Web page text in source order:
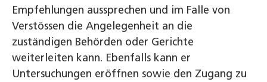
Empfehlungen aussprechen und im Falle von
Verstössen die Angelegenheit an die
zuständigen Behörden oder Gerichte
weiterleiten kann. Ebenfalls kann er
Untersuchungen eröffnen sowie den Zugang zu